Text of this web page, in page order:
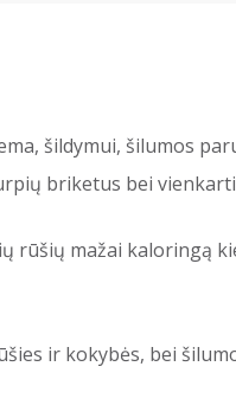
šildymui, šilumos
briketus bei
rūšių mažai kaloringą
ir kokybės, bei